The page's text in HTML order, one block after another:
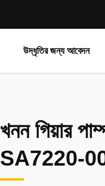
উদ্ধৃতির জন্য আবেদন
খনন গিয়ার
SA7220-